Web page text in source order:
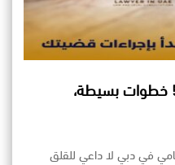
احسن محامي في دبي | 5 خطوات بسيطة،
في دبي لا داعي للقلق